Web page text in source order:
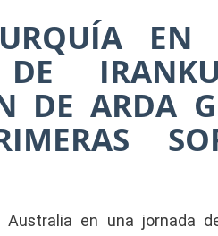
DE ARDA
en una jornada